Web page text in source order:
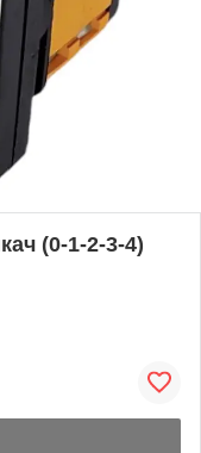
(0-1-2-3-4)